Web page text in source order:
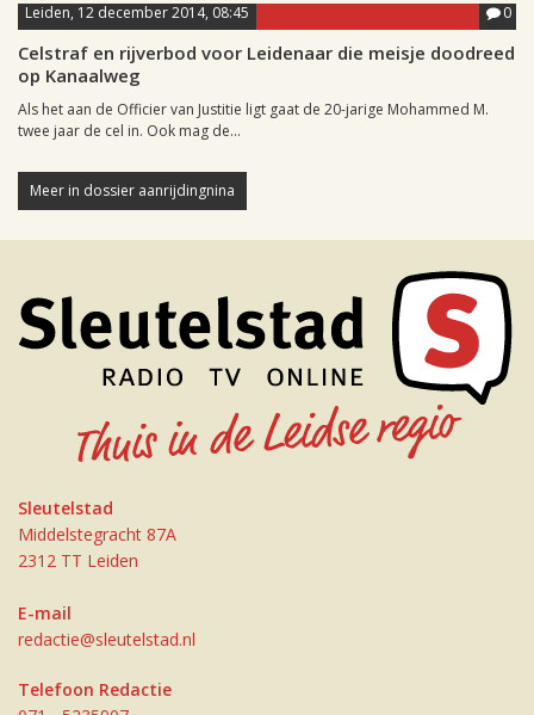
Leiden, 12 december 2014, 08:45 0
Celstraf en rijverbod voor Leidenaar die meisje doodreed
op Kanaalweg
Als het aan de Officier van Justitie ligt gaat de 20-jarige Mohammed M.
twee jaar de cel in. Ook mag de...
Meer in dossier aanrijdingnina
Sleutelstad
Middelstegracht 87A
2312 TT Leiden
E-mail
redactie@sleutelstad.nl
Telefoon Redactie